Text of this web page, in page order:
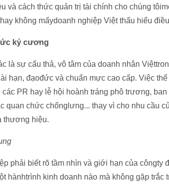
và cách thức quản trị tài chính cho chúng
không mấydoanh nghiệp Việt thấu hiểu
kỷ cương
là sự cẩu thả, vô tâm của doanh nhân
hạn, đạođức và chuẩn mực cao cấp. Việc
PR hay lễ hội hoành tráng phô trương,
quan chức chốnglưng... thay vì cho nhu cầu
thương hiệu.
phải biết rõ tầm nhìn và giới hạn của côngty
hànhtrình kinh doanh nào mà không gặp trắc